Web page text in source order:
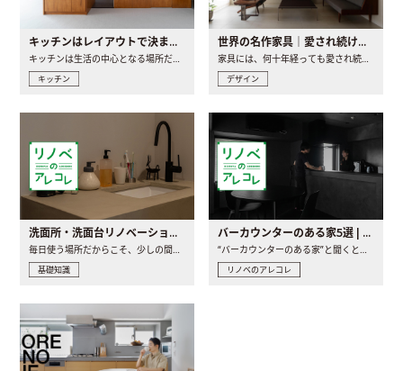
キッチンはレイアウトで決まる。後悔しないための考え方と選び方
キッチン
世界の名作家具｜愛され続ける理由と一生モノとの出会い方
デザイン
洗面所・洗面台リノベーションの事例と間取りアイデア
毎日使う場所だからこそ、少しの間取りの工夫や素材の選び方で..
基礎知識
バーカウンターのある家5選 | 日常に馴染む“距離の近い”キッチンとは
“バーカウンターのある家”と聞くと、少し特別な、大人のための..
リノベのアレコレ